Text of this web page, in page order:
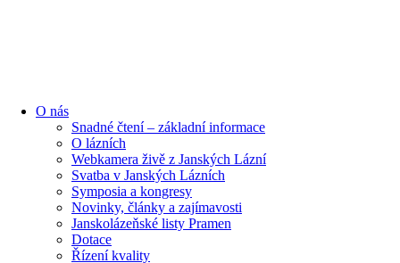
O nás
Snadné čtení – základní informace
O lázních
Webkamera živě z Janských Lázní
Svatba v Janských Lázních
Symposia a kongresy
Novinky, články a zajímavosti
Janskolázeňské listy Pramen
Dotace
Řízení kvality